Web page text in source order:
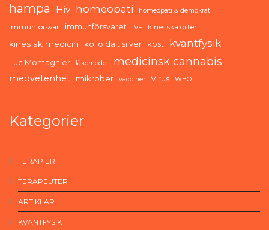
hampa Hiv homeopati homeopati & demokrati
immunförsvar immunförsvaret IVF kinesiska örter
kinesisk medicin kolloidalt silver kost kvantfysik
Luc Montagnier läkemedel medicinsk cannabis
medvetenhet mikrober vacciner Virus WHO
Kategorier
TERAPIER
TERAPEUTER
ARTIKLAR
KVANTFYSIK